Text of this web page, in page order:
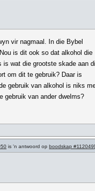
vir nagmaal. In die Bybel
is dit ook so dat alkohol die
is wat die grootste skade aan
om dit te gebruik? Daar is
gebruik van alkohol is niks
gebruik van ander dwelms?
is 'n antwoord op boodskap #112049]